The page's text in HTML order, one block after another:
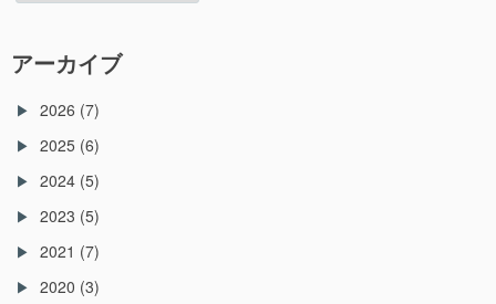
ー
アーカイブ
2026 (7)
2025 (6)
2024 (5)
2023 (5)
2021 (7)
2020 (3)